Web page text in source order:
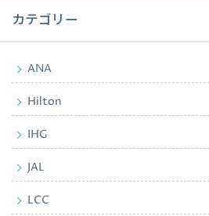
カテゴリー
ANA
Hilton
IHG
JAL
LCC